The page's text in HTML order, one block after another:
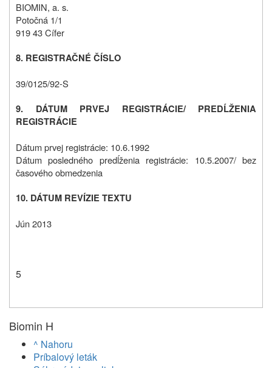
BIOMIN, a. s.
Potočná 1/1
919 43 Cífer
8. REGISTRAČNÉ ČÍSLO
39/0125/92-S
9. DÁTUM PRVEJ REGISTRÁCIE/ PREDĹŽENIA
REGISTRÁCIE
Dátum prvej registrácie: 10.6.1992
Dátum posledného predĺženia registrácie: 10.5.2007/ bez
časového obmedzenia
10. DÁTUM REVÍZIE TEXTU
Jún 2013
5
Biomin H
^ Nahoru
Príbalový leták